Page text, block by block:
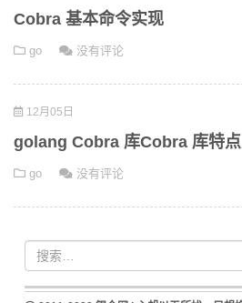
Cobra 基本命令实现
go 没有评论
12月05日
golang Cobra 库Cobra 库特点
go 没有评论